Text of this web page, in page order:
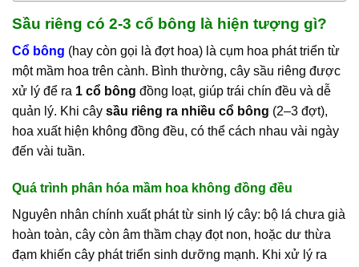
Sầu riêng có 2-3 cổ bông là hiện tượng gì?
Cổ bông (hay còn gọi là đợt hoa) là cụm hoa phát triển từ
một mầm hoa trên cành. Bình thường, cây sầu riêng được
xử lý để ra 1 cổ bông đồng loạt, giúp trái chín đều và dễ
quản lý. Khi cây sầu riêng ra nhiều cổ bông (2–3 đợt),
hoa xuất hiện không đồng đều, có thể cách nhau vài ngày
đến vài tuần.
Quá trình phân hóa mầm hoa không đồng đều
Nguyên nhân chính xuất phát từ sinh lý cây: bộ lá chưa già
hoàn toàn, cây còn âm thầm chạy đọt non, hoặc dư thừa
đạm khiến cây phát triển sinh dưỡng mạnh. Khi xử lý ra